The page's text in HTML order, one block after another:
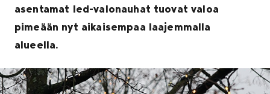
asentamat led-valonauhat tuovat valoa
pimeään nyt aikaisempaa laajemmalla
alueella.